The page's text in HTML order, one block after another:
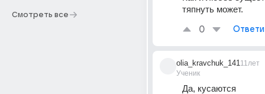
Смотреть все
тяпнуть может.
0
olia_kravchuk_141
Ученик
11лет
Да, кусаются